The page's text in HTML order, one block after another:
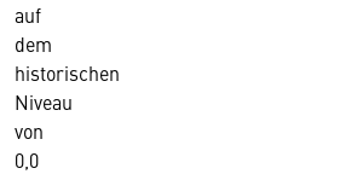
auf
dem
historischen
Niveau
von
0,0